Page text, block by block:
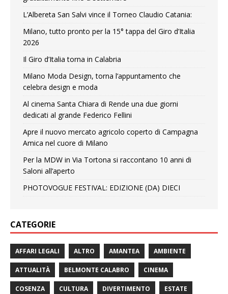
L’Albereta San Salvi vince il Torneo Claudio Catania:
Milano, tutto pronto per la 15° tappa del Giro d’Italia
2026
Il Giro d’Italia torna in Calabria
Milano Moda Design, torna l’appuntamento che
celebra design e moda
Al cinema Santa Chiara di Rende una due giorni
dedicati al grande Federico Fellini
Apre il nuovo mercato agricolo coperto di Campagna
Amica nel cuore di Milano
Per la MDW in Via Tortona si raccontano 10 anni di
Saloni all’aperto
PHOTOVOGUE FESTIVAL: EDIZIONE (DA) DIECI
CATEGORIE
AFFARI LEGALI ALTRO AMANTEA AMBIENTE
ATTUALITÀ BELMONTE CALABRO CINEMA
COSENZA CULTURA DIVERTIMENTO ESTATE